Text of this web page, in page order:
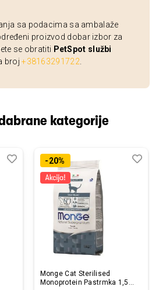
sa podacima sa ambalaže
proizvod dobar izbor za
se obratiti PetSpot službi
broj+38163291722
kategorije
Dodaj
Uporedi-20%
Monge Cat Sterilised
Monoprotein Pastrmka 1,5